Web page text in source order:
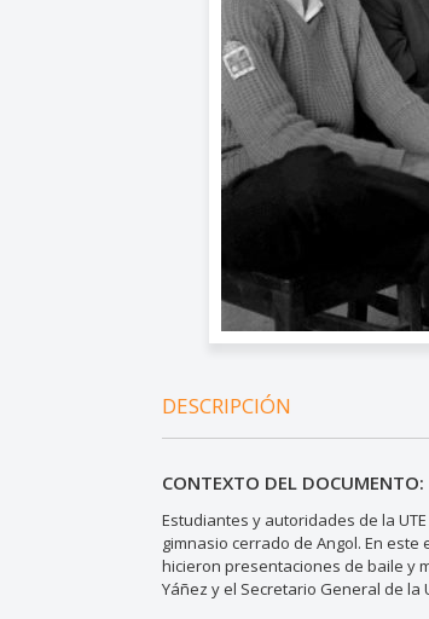
DESCRIPCIÓN
CONTEXTO DEL DOCUMENTO:
Estudiantes y autoridades de la
gimnasio cerrado de Angol. En
hicieron presentaciones de baile y
Yáñez y el Secretario General de la